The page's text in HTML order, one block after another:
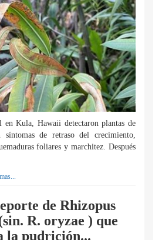
en Kula, Hawaii detectaron plantas de
síntomas de retraso del crecimiento,
foliares y marchitez. Después
de Rhizopus
R. oryzae ) que
la pudrición...